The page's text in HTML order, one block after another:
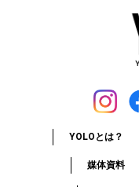
YOLOとは？
媒体資料